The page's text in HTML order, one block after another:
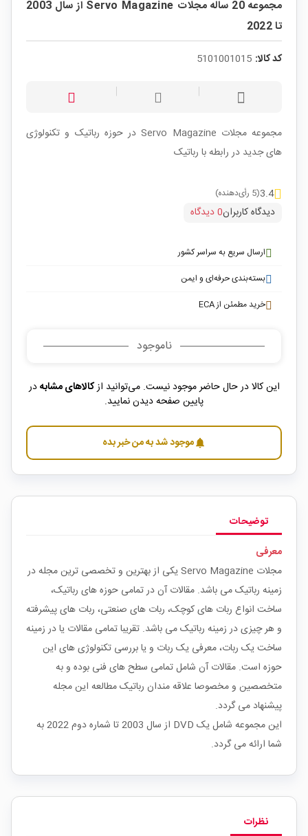
مجموعه 20 ساله مجلات Servo Magazine از سال 2003
تا 2022
کد کالا: 5101001015
مجموعه مجلات Servo Magazine در حوزه رباتیک و تکنولوژی
های جدید در رابطه با رباتیک
3.4(5 رأی‌دهنده)
دیدگاه کاربران0 دیدگاه
ارسال سریع به سراسر کشور
بسته‌بندی حرفه‌ای و ایمن
خرید مطمئن از ECA
ناموجود
این کالا در حال حاضر موجود نیست. می‌توانید ازکالاهای مشابهدر
پایین صفحه دیدن نمایید.
notificationsموجود شد به من خبر بده
توضیحات
معرفی
مجلات Servo Magazine یکی از بهترین و تخصصی ترین مجله در
زمینه رباتیک می باشد. مقالات آن در تمامی حوزه های رباتیک،
ساخت انواع ربات های کوچک، ربات های صنعتی، ربات های پیشرفته
و هر چیزی در زمینه رباتیک می باشد. تقریبا تمامی مقالات یا در زمینه
ساخت یک ربات، معرفی یک ربات و یا بررسی تکنولوژی های این
حوزه است. مقالات آن شامل تمامی سطح های فنی بوده و به
متخصصین و مخصوصا علاقه مندان رباتیک مطالعه این مجله
پیشنهاد می گردد.
این مجموعه شامل یک DVD از سال 2003 تا شماره دوم 2022 به
شما ارائه می گردد.
نظرات